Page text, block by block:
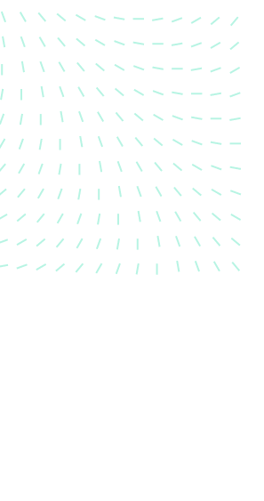
Unsere exakte
einem Unfall wieder in ihren
Zustand gebracht wird.